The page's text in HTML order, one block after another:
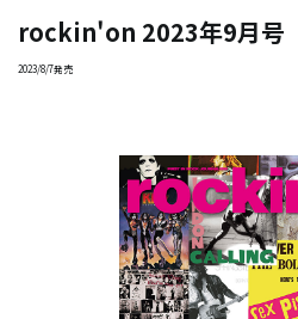
rockin'on 2023年9月号
2023/8/7発売